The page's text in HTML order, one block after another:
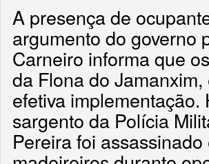
A presença de
argumento do governo
Carneiro informa que
da Flona do
efetiva
sargento da Polícia
Pereira foi